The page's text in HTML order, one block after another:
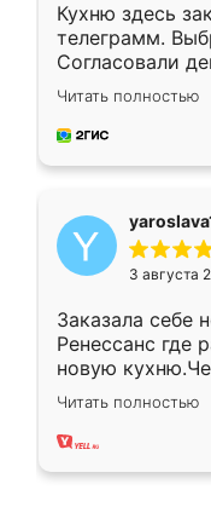
Кухню здесь
телеграмм.
Согласовали
недели кухня
довольны
мебель за
Читать полностью
3 августа
Заказала себе
Ренессанс где
новую
вполне
два года,
Читать полностью